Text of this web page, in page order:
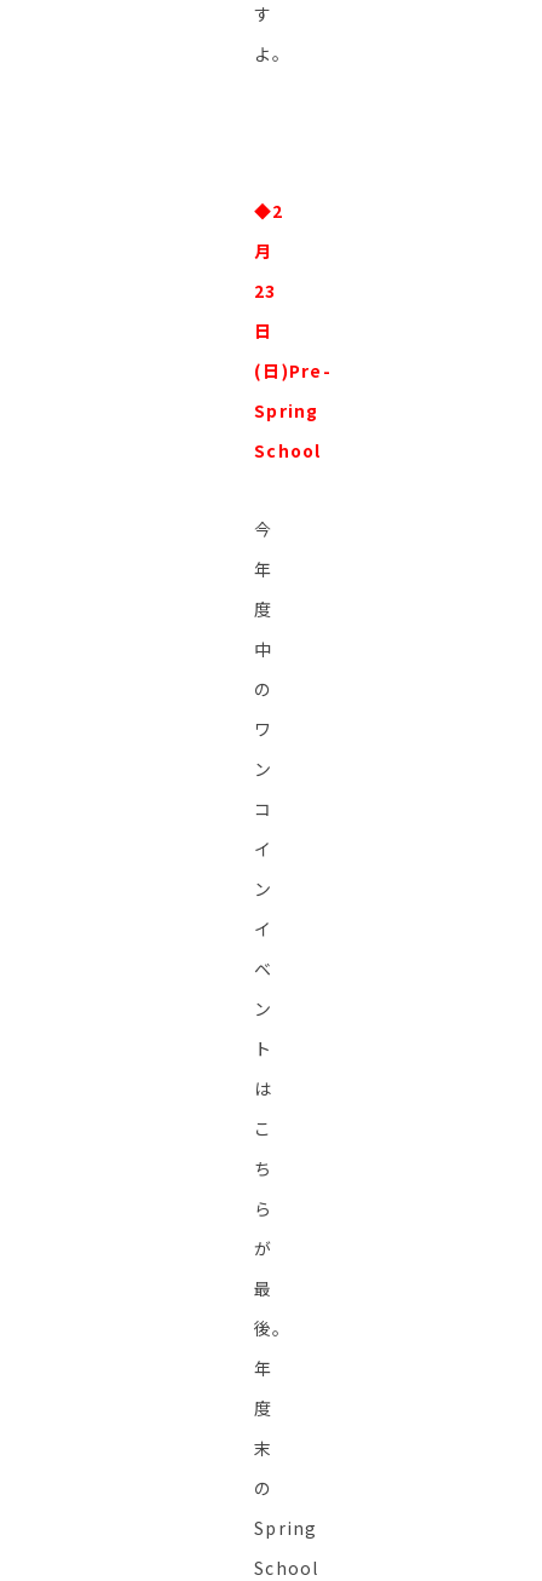
す
よ。
◆2
月
23
日
(日)Pre-
Spring
School
今
年
度
中
の
ワ
ン
コ
イ
ン
イ
ベ
ン
ト
は
こ
ち
ら
が
最
後。
年
度
末
の
Spring
School